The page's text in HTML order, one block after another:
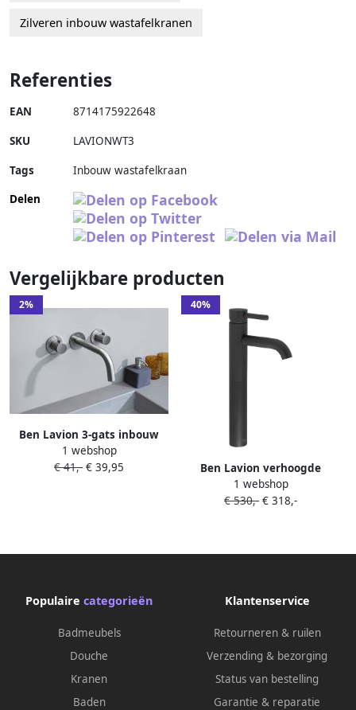
Zilveren inbouw wastafelkranen
Referenties
EAN 8714175922648
SKU LAVIONWT3
Tags
Inbouw wastafelkraan
Delen
Vergelijkbare producten
2%
Ben Lavion 3-gats inbouw
wastafelkraan afdekset
Geborsteld Nickel
1 webshop
€ 41,- € 39,95
40%
Ben Lavion verhoogde
wastafelkraan mat zwart
1 webshop
€ 530,- € 318,-
Populaire categorieën
Badmeubels
Douche
Kranen
Baden
Klantenservice
Retourneren & ruilen
Verzending & bezorging
Status van bestelling
Garantie & reparatie